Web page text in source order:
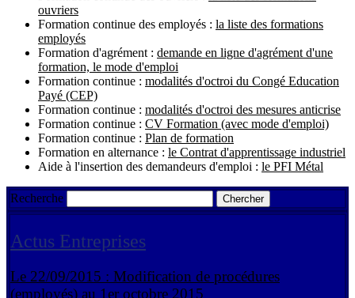
ouvriers
Formation continue des employés : la liste des formations
employés
Formation d'agrément : demande en ligne d'agrément d'une
formation, le mode d'emploi
Formation continue : modalités d'octroi du Congé Education
Payé (CEP)
Formation continue : modalités d'octroi des mesures anticrise
Formation continue : CV Formation (avec mode d'emploi)
Formation continue : Plan de formation
Formation en alternance : le Contrat d'apprentissage industriel
Aide à l'insertion des demandeurs d'emploi : le PFI Métal
Recherche
Actus Entreprises
Le 22/09/2015 : Modification de procédures
(employés) au 1er octobre 2015